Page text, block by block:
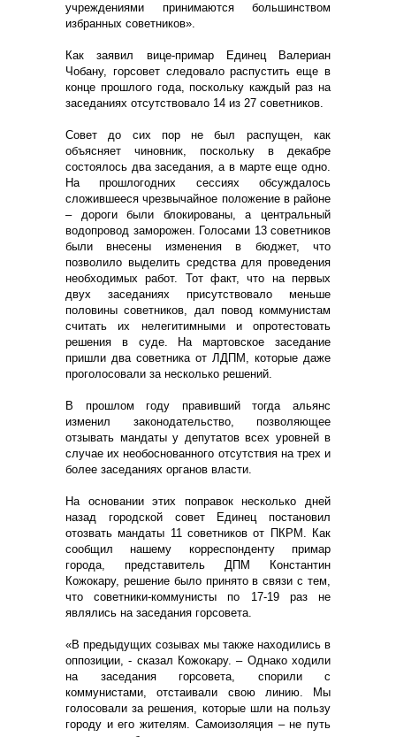
учреждениями принимаются большинством
избранных советников».
Как заявил вице-примар Единец Валериан
Чобану, горсовет следовало распустить еще в
конце прошлого года, поскольку каждый раз на
заседаниях отсутствовало 14 из 27 советников.
Совет до сих пор не был распущен, как
объясняет чиновник, поскольку в декабре
состоялось два заседания, а в марте еще одно.
На прошлогодних сессиях обсуждалось
сложившееся чрезвычайное положение в районе
– дороги были блокированы, а центральный
водопровод заморожен. Голосами 13 советников
были внесены изменения в бюджет, что
позволило выделить средства для проведения
необходимых работ. Тот факт, что на первых
двух заседаниях присутствовало меньше
половины советников, дал повод коммунистам
считать их нелегитимными и опротестовать
решения в суде. На мартовское заседание
пришли два советника от ЛДПМ, которые даже
проголосовали за несколько решений.
В прошлом году правивший тогда альянс
изменил законодательство, позволяющее
отзывать мандаты у депутатов всех уровней в
случае их необоснованного отсутствия на трех и
более заседаниях органов власти.
На основании этих поправок несколько дней
назад городской совет Единец постановил
отозвать мандаты 11 советников от ПКРМ. Как
сообщил нашему корреспонденту примар
города, представитель ДПМ Константин
Кожокару, решение было принято в связи с тем,
что советники-коммунисты по 17-19 раз не
являлись на заседания горсовета.
«В предыдущих созывах мы также находились в
оппозиции, - сказал Кожокару. – Однако ходили
на заседания горсовета, спорили с
коммунистами, отстаивали свою линию. Мы
голосовали за решения, которые шли на пользу
городу и его жителям. Самоизоляция – не путь